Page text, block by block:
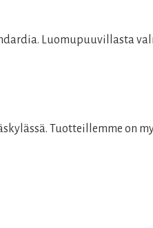
Luomupuuvillasta
Tuotteillemme on